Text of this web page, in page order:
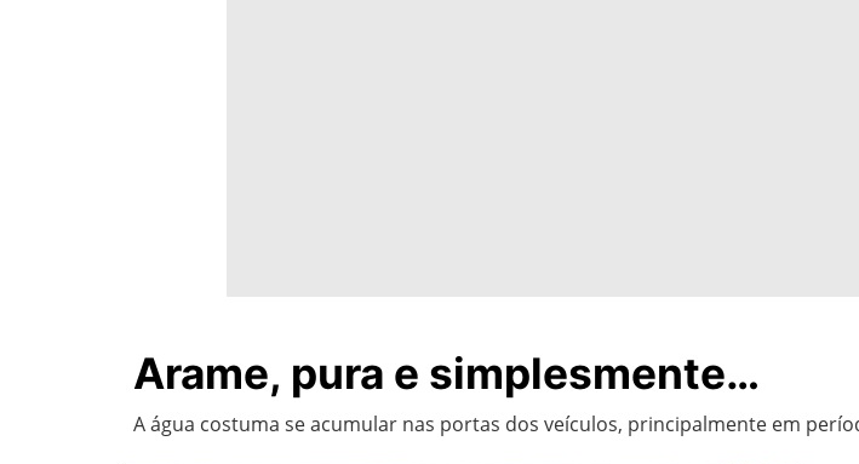
Arame, pura e simplesmente…
A água costuma se acumular nas portas dos veículos, principalmente em